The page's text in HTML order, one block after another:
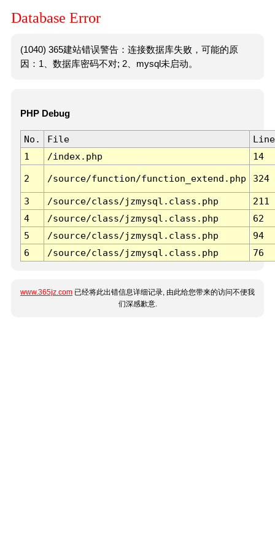
Database Error
(1040) 365建站错误警告：连接数据库失败，可能的原
因：1、数据库密码不对; 2、mysql未启动。
PHP Debug
No. File
Line
1
/index.php 14
2 /source/function/function_extend.php 324
3 /source/class/jzmysql.class.php
211
4
/source/class/jzmysql.class.php
62
5
/source/class/jzmysql.class.php
94
6
/source/class/jzmysql.class.php 76
www.365jz.com 已经将此出错信息详细记录, 由此给您带来的访问不便我
们深感歉意.